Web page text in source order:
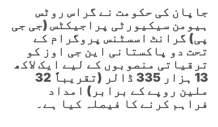
جاپان کی حکومت نے گراس روٹس
ہیومن سیکیورٹی پراجیکٹس (جی جی
پی) گرانٹ اسسٹنس پروگرام کے
تحت دو پاکستانی این جی اوز کو
ترقیاتی منصوبوں کے لیے ایک لاکھ
13 ہزار 335 ڈالر (تقریباً 32
ملین روپے کے برابر) امداد
فراہم کرنے کا فیصلہ کیا ہے۔